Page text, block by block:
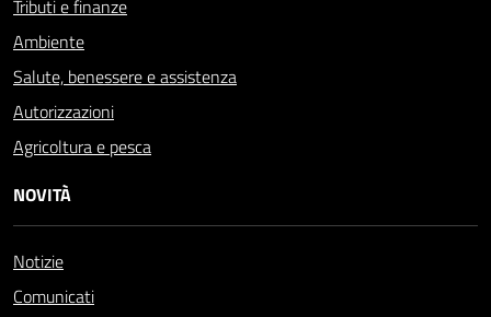
Tributi e finanze
Ambiente
Salute, benessere e assistenza
Autorizzazioni
Agricoltura e pesca
NOVITÀ
Notizie
Comunicati